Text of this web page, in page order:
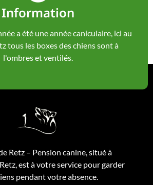
Information
a été une année caniculaire, ici au
tous les boxes des chiens sont à
l'ombres et ventilés.
Retz – Pension canine, situé à
est à votre service pour garder
pendant votre absence.